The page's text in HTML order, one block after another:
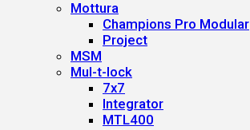
Mottura
Champions Pro Modular
Project
MSM
Mul-t-lock
7x7
Integrator
MTL400